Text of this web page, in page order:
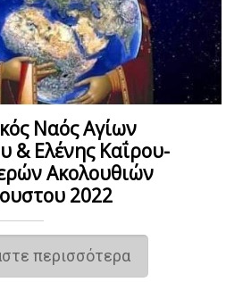
Ναός Αγίων
& Ελένης Καΐρου-
Ακολουθιών
2022
περισσότερα